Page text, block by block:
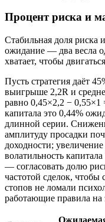
Процент риска и
Стабильная доля риска
ожидание — два весла
хватает, чтобы
Пусть стратегия даёт
выигрыше 2,2R и
равно 0,45×2,2 − 0,55×1
капитала это 0,44%
длинной серии.
амплитуду просадки
доходности;
волатильность
— согласовать долю
частотой сделок, чтобы
стопов не ломали
работающие правила на